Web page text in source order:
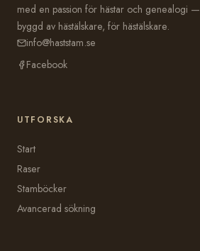
med en passion för hästar och genealogi —
byggd av hästälskare, för hästälskare.
info@haststam.se
Facebook
UTFORSKA
Start
Raser
Stamböcker
Avancerad sökning